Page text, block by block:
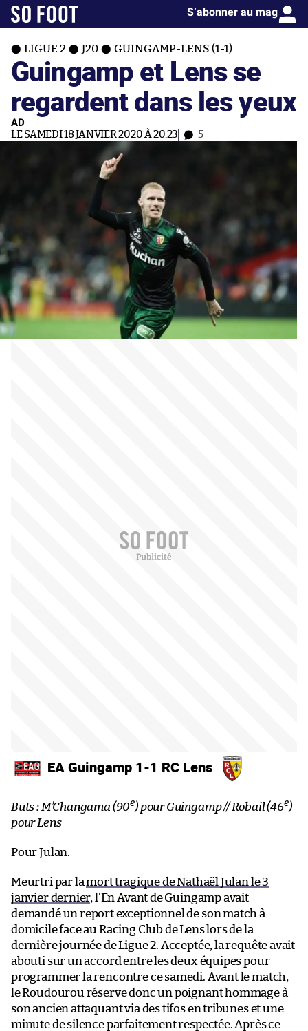
S’abonner au mag
LIGUE 2 J20 GUINGAMP-LENS (1-1)
Guingamp et Lens se
regardent dans les yeux
AD
LE SAMEDI 18 JANVIER 2020 À 20:23 5
EA Guingamp 1-1 RC Lens
Buts : M’Changama (90e) pour Guingamp // Robail (46e)
pour Lens
Pour Julan.
Meurtri par lamort tragique de Nathaël Julan le 3
janvier dernier, l’En Avant de Guingamp avait
demandé un report exceptionnel de son match à
domicile face au Racing Club de Lens lors de la
dernière journée de Ligue 2. Acceptée, la requête avait
abouti sur un accord entre les deux équipes pour
programmer la rencontre ce samedi. Avant le match,
le Roudourou réserve donc un poignant hommage à
son ancien attaquant via des tifos en tribunes et une
minute de silence parfaitement respectée. Après ce